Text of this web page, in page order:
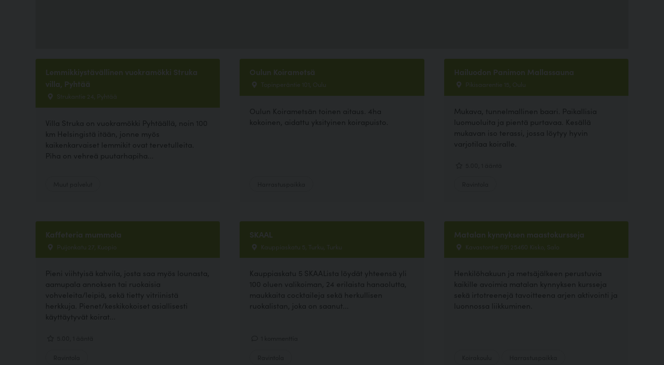
Lemmikkiystävällinen vuokramökki Struka
villa, Pyhtää
Strukantie 24, Pyhtää
Villa Struka on vuokramökki Pyhtäällä, noin 100
km Helsingistä itään, jonne myös
kaikenkarvaiset lemmikit ovat tervetulleita.
Piha on vehreä puutarhapiha...
Oulun Koirametsä
Topinperäntie 101, Oulu
Oulun Koirametsän toinen aitaus. 4ha
kokoinen, aidattu yksityinen koirapuisto.
Hailuodon Panimon Mallassauna
Pikisaarentie 15, Oulu
Mukava, tunnelmallinen baari. Paikallisia
luomuoluita ja pientä purtavaa. Kesällä
mukavan iso terassi, jossa löytyy hyvin
varjotilaa koiralle.
Kaffeteria mummola
Puijonkatu 27, Kuopio
Pieni viihtyisä kahvila, josta saa myös lounasta,
aamupala annoksen tai ruokaisia
vohveleita/leipiä, sekä tietty vitriinistä
herkkuja. Pienet/keskikokoiset asiallisesti
käyttäytyvät koirat...
SKAAL
Kauppiaskatu 5, Turku, Turku
Kauppiaskatu 5 SKAALista löydät yhteensä yli
100 oluen valikoiman, 24 erilaista hanaolutta,
maukkaita cocktaileja sekä herkullisen
ruokalistan, joka on saanut...
Matalan kynnyksen maastokursseja
Kavastontie 691 25460 Kisko, Salo
Henkilöhakuun ja metsäjälkeen perustuvia
kaikille avoimia matalan kynnyksen kursseja
sekä irtotreenejä tavoitteena arjen aktivointi ja
luonnossa liikkuminen.